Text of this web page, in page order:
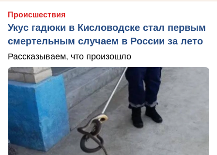
Происшествия
Укус гадюки в Кисловодске стал первым
смертельным случаем в России за лето
Рассказываем, что произошло